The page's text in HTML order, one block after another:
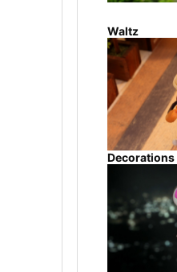
Waltz
Decorations